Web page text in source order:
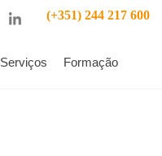
(+351) 244 217 600
Serviços Formação